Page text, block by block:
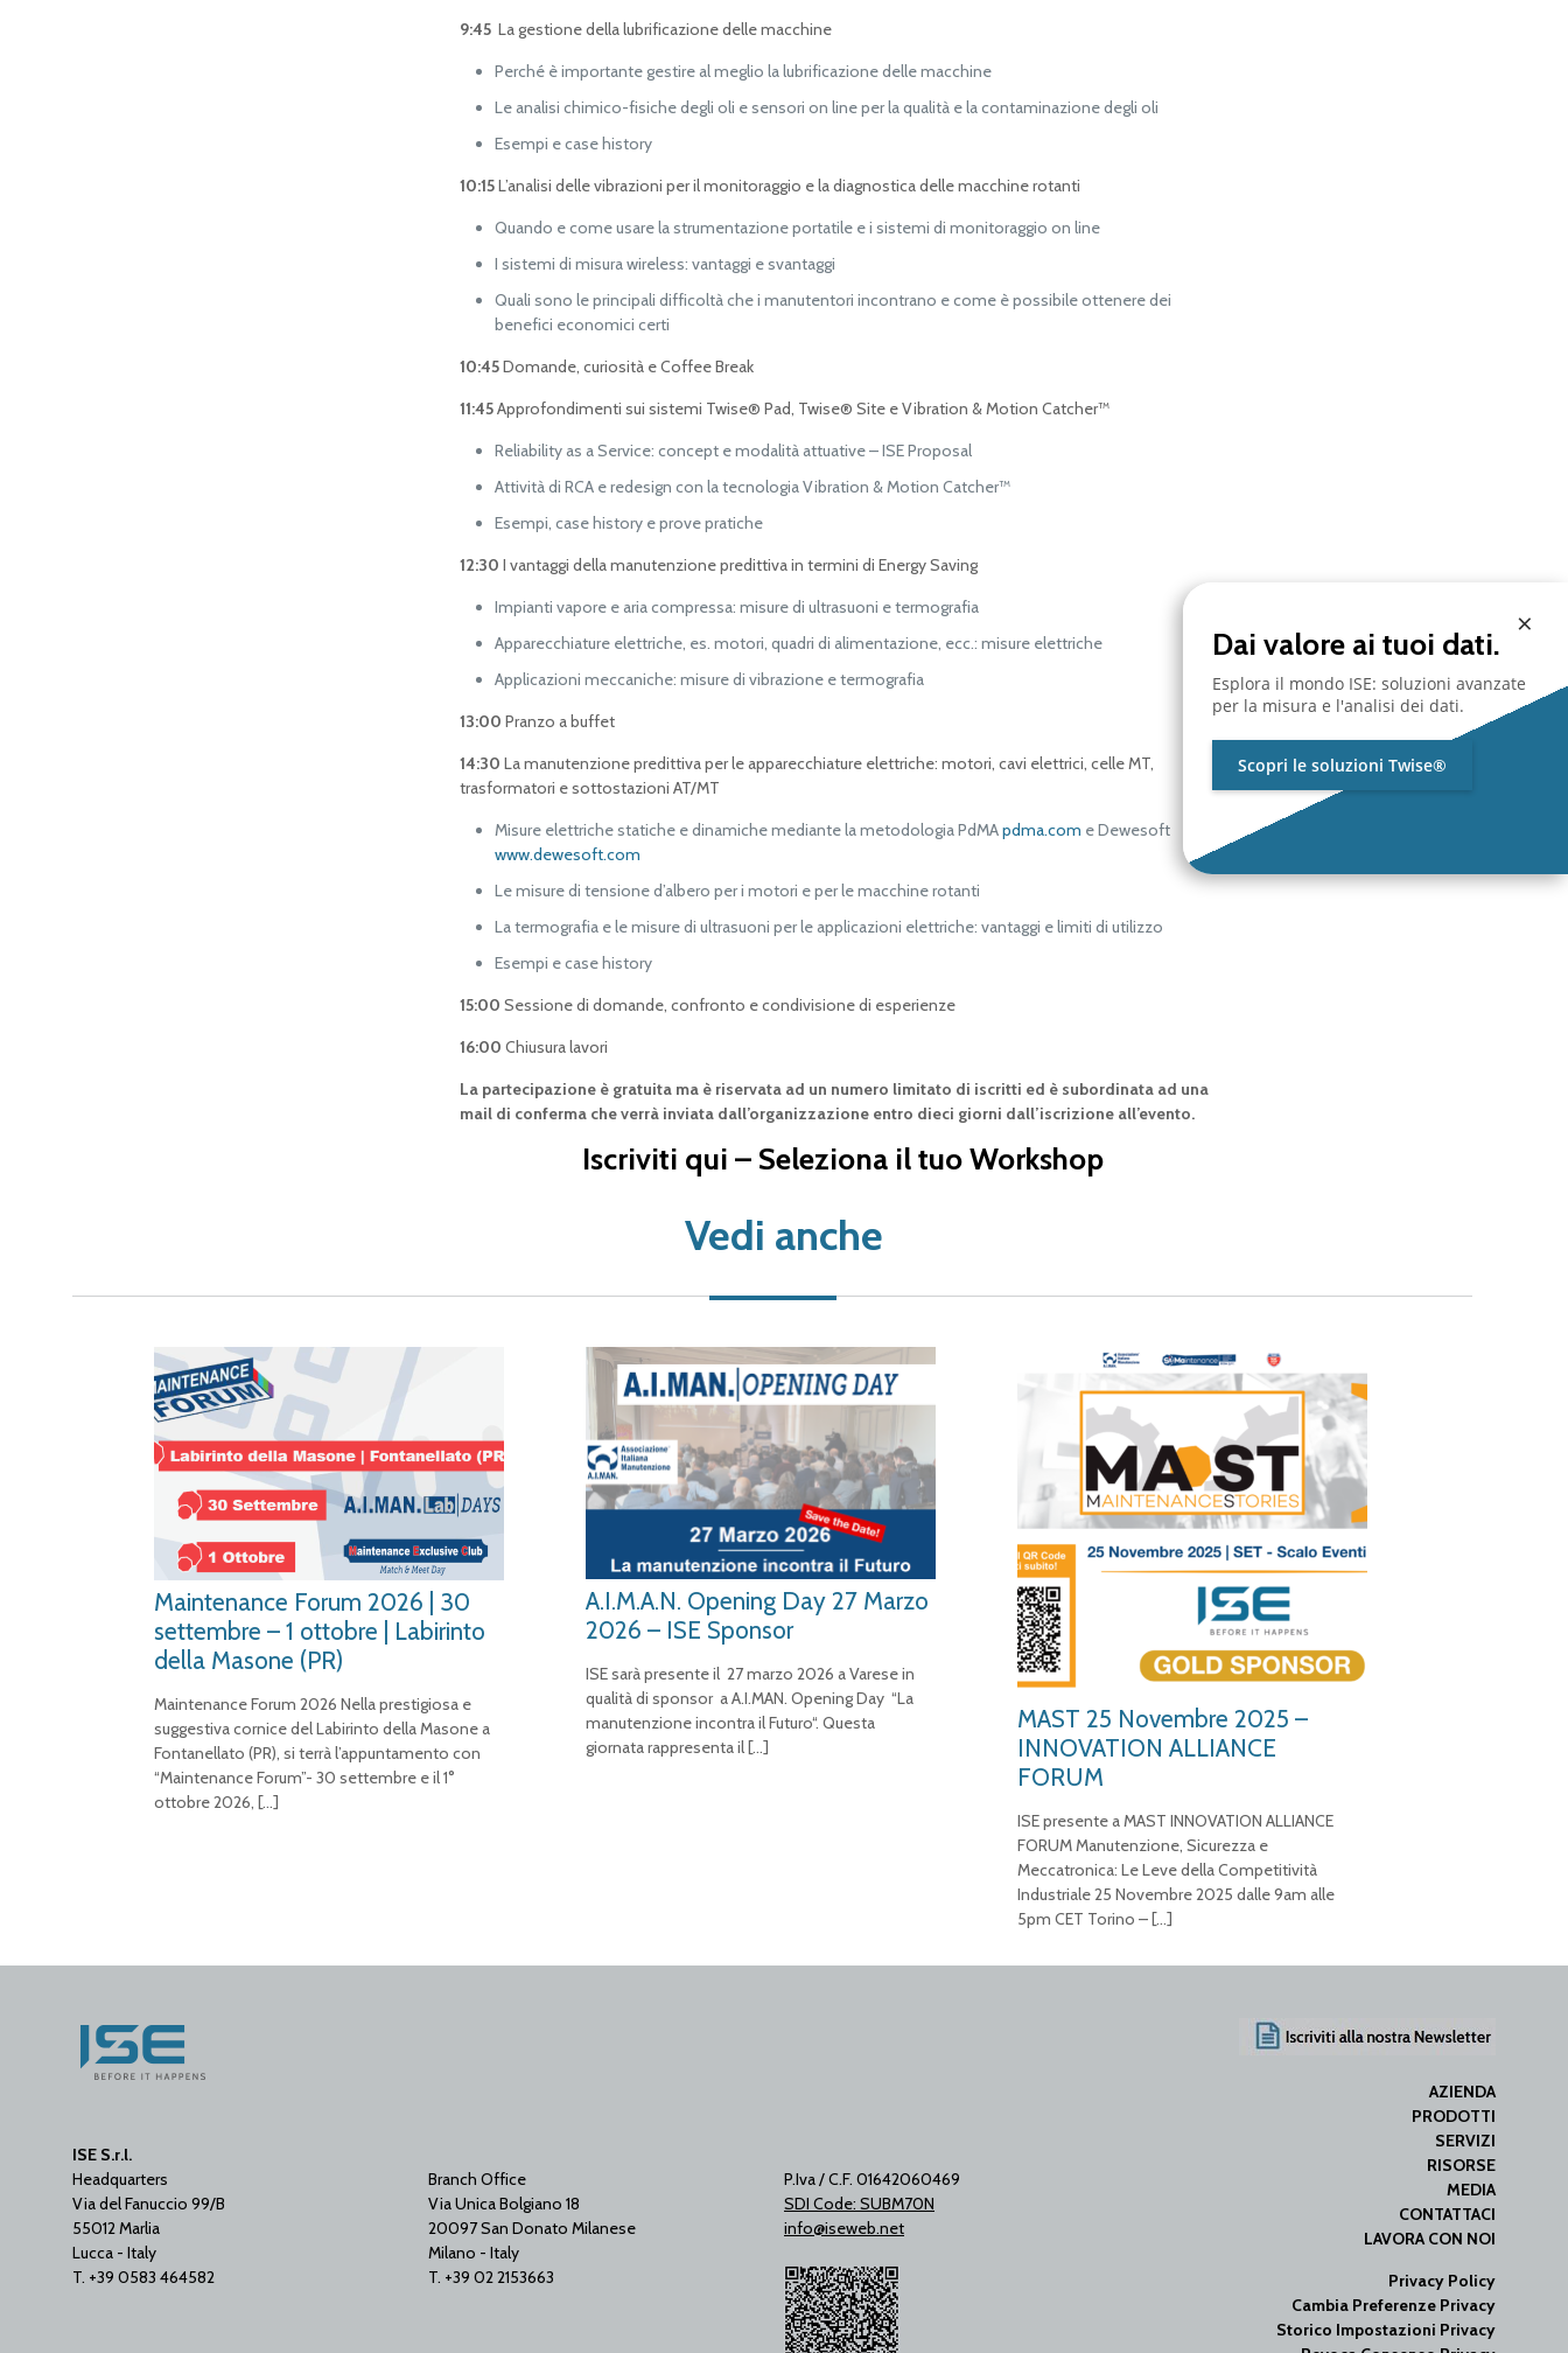
9:45La gestione della lubrificazione delle macchine
Perché è importante gestire al meglio la lubrificazione delle macchine
Le analisi chimico-fisiche degli oli e sensori on line per la qualità e la contaminazione degli oli
Esempi e case history
10:15L’analisi delle vibrazioni per il monitoraggio e la diagnostica delle macchine rotanti
Quando e come usare la strumentazione portatile e i sistemi di monitoraggio on line
I sistemi di misura wireless: vantaggi e svantaggi
Quali sono le principali difficoltà che i manutentori incontrano e come è possibile ottenere dei
benefici economici certi
10:45Domande, curiosità e Coffee Break
11:45Approfondimenti sui sistemi Twise® Pad, Twise® Site e Vibration & Motion Catcher™
Reliability as a Service: concept e modalità attuative – ISE Proposal
Attività di RCA e redesign con la tecnologia Vibration & Motion Catcher™
Esempi, case history e prove pratiche
12:30 I vantaggi della manutenzione predittiva in termini di Energy Saving
Impianti vapore e aria compressa: misure di ultrasuoni e termografia
Apparecchiature elettriche, es. motori, quadri di alimentazione, ecc.: misure elettriche
Applicazioni meccaniche: misure di vibrazione e termografia
13:00 Pranzo a buffet
14:30 La manutenzione predittiva per le apparecchiature elettriche: motori, cavi elettrici, celle MT,
trasformatori e sottostazioni AT/MT
Misure elettriche statiche e dinamiche mediante la metodologia PdMApdma.com e Dewesoft
www.dewesoft.com
Le misure di tensione d’albero per i motori e per le macchine rotanti
La termografia e le misure di ultrasuoni per le applicazioni elettriche: vantaggi e limiti di utilizzo
Esempi e case history
15:00 Sessione di domande, confronto e condivisione di esperienze
16:00 Chiusura lavori
La partecipazione è gratuita ma è riservata ad un numero limitato di iscritti ed è subordinata ad una
mail di conferma che verrà inviata dall’organizzazione entro dieci giorni dall’iscrizione all’evento.
Iscriviti qui – Seleziona il tuo Workshop
Vedi anche
Maintenance Forum 2026 | 30
settembre – 1 ottobre | Labirinto
della Masone (PR)
Maintenance Forum 2026 Nella prestigiosa e
suggestiva cornice del Labirinto della Masone a
Fontanellato (PR), si terrà l’appuntamento con
“Maintenance Forum”- 30 settembre e il 1°
ottobre 2026, […]
A.I.M.A.N. Opening Day 27 Marzo
2026 – ISE Sponsor
ISE sarà presente il 27 marzo 2026 a Varese in
qualità di sponsor a A.I.MAN. Opening Day “La
manutenzione incontra il Futuro“. Questa
giornata rappresenta il […]
MAST 25 Novembre 2025 –
INNOVATION ALLIANCE
FORUM
ISE presente a MAST INNOVATION ALLIANCE
FORUM Manutenzione, Sicurezza e
Meccatronica: Le Leve della Competitività
Industriale 25 Novembre 2025 dalle 9am alle
5pm CET Torino –[…]
ISE S.r.l.
Headquarters
Via del Fanuccio 99/B
55012 Marlia
Lucca - Italy
T. +39 0583 464582
Branch Office
Via Unica Bolgiano 18
20097 San Donato Milanese
Milano - Italy
T. +39 02 2153663
P.Iva / C.F. 01642060469
SDI Code: SUBM70N
info@iseweb.net
AZIENDA
PRODOTTI
SERVIZI
RISORSE
MEDIA
CONTATTACI
LAVORA CON NOI
Privacy Policy
Cambia Preferenze Privacy
Storico Impostazioni Privacy
×
Dai valore ai tuoi dati.
Esplora il mondo ISE: soluzioni avanzate
per la misura e l'analisi dei dati.
Scopri le soluzioni Twise®